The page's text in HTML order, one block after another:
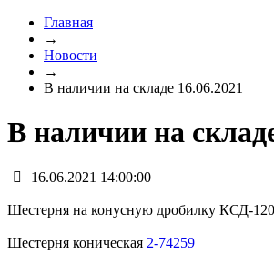
Главная
→
Новости
→
В наличии на складе 16.06.2021
В наличии на
16.06.2021 14:00:00
Шестерня на конусную дробилку КСД-
Шестерня коническая 2-74259